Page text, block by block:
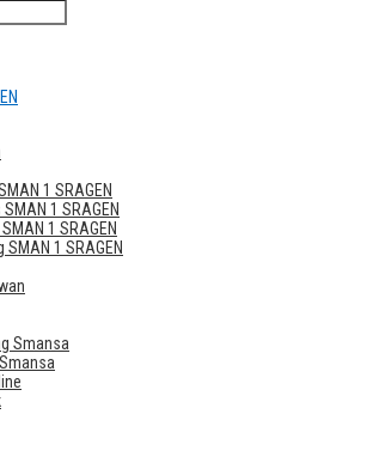
1 SRAGEN
1 SRAGEN
1 SRAGEN
SMAN 1 SRAGEN
Smansa